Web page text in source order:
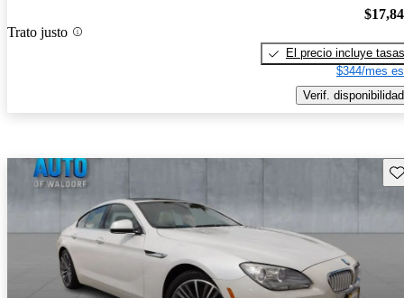
Trato justo
El precio incluye tasas
$344/mes
Verif. disponibilidad